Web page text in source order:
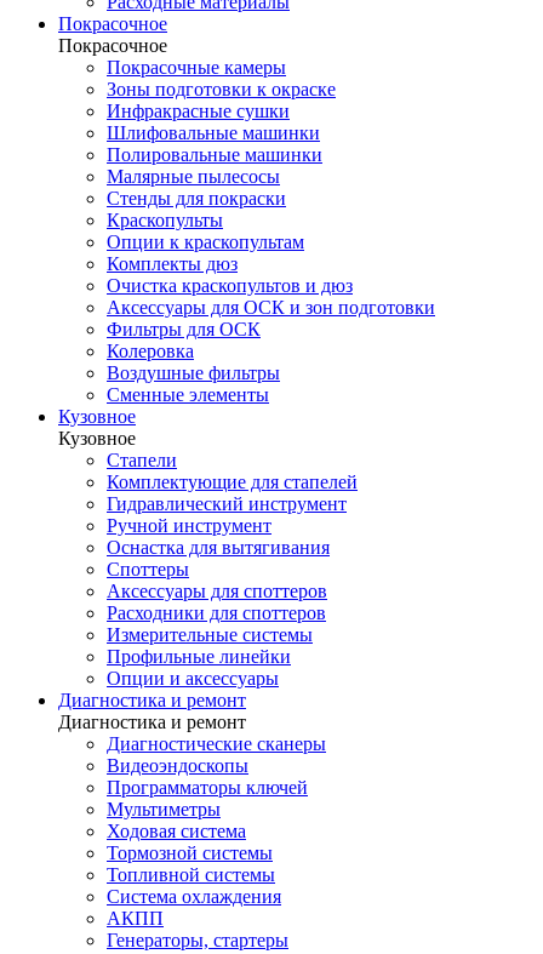
Покрасочное
Покрасочное
Покрасочные камеры
Зоны подготовки к окраске
Инфракрасные сушки
Шлифовальные машинки
Полировальные машинки
Малярные пылесосы
Стенды для покраски
Краскопульты
Опции к краскопультам
Комплекты дюз
Очистка краскопультов и дюз
Аксессуары для ОСК и зон подготовки
Фильтры для ОСК
Колеровка
Воздушные фильтры
Сменные элементы
Кузовное
Кузовное
Стапели
Комплектующие для стапелей
Гидравлический инструмент
Ручной инструмент
Оснастка для вытягивания
Споттеры
Аксессуары для споттеров
Расходники для споттеров
Измерительные системы
Профильные линейки
Опции и аксессуары
Диагностика и ремонт
Диагностика и ремонт
Диагностические сканеры
Видеоэндоскопы
Программаторы ключей
Мультиметры
Ходовая система
Тормозной системы
Топливной системы
Система охлаждения
АКПП
Генераторы, стартеры